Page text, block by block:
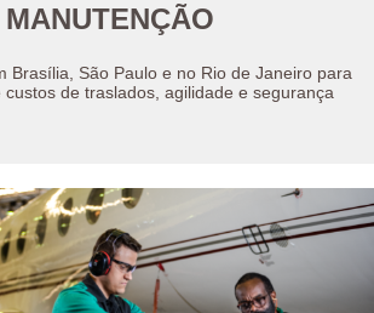
Brasília, São Paulo e no Rio de Janeiro para
de traslados, agilidade e segurança